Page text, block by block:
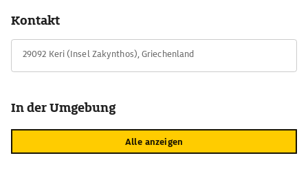
Kontakt
29092 Keri (Insel Zakynthos), Griechenland
In der Umgebung
Alle anzeigen